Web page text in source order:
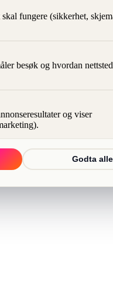
fungere (sikkerhet,
besøk og hvordan
og viser
Godta alle